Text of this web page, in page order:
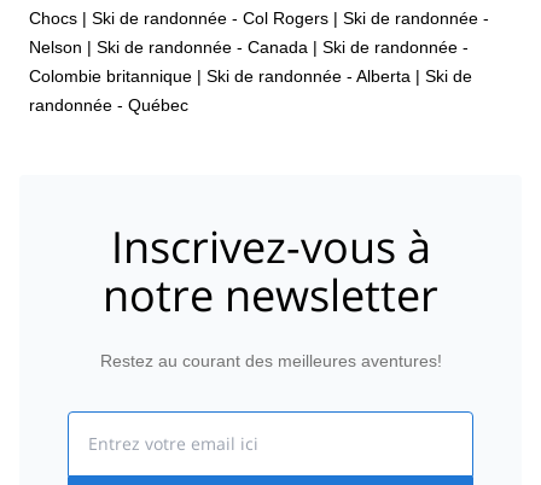
Chocs | Ski de randonnée - Col Rogers | Ski de randonnée -
Nelson | Ski de randonnée - Canada | Ski de randonnée -
Colombie britannique | Ski de randonnée - Alberta | Ski de
randonnée - Québec
Inscrivez-vous à
notre newsletter
Restez au courant des meilleures aventures!